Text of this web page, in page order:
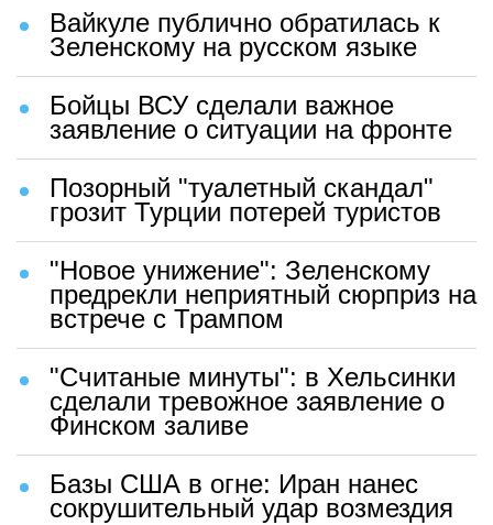
Вайкуле публично обратилась к
Зеленскому на русском языке
Бойцы ВСУ сделали важное
заявление о ситуации на фронте
Позорный "туалетный скандал"
грозит Турции потерей туристов
"Новое унижение": Зеленскому
предрекли неприятный сюрприз на
встрече с Трампом
"Считаные минуты": в Хельсинки
сделали тревожное заявление о
Финском заливе
Базы США в огне: Иран нанес
сокрушительный удар возмездия